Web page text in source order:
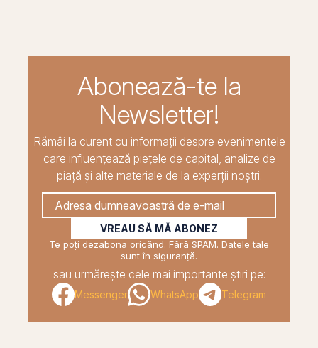
Abonează-te la
Newsletter!
Rămâi la curent cu informații despre evenimentele
care influențează piețele de capital, analize de
piață și alte materiale de la experții noștri.
VREAU SĂ MĂ ABONEZ
Te poți dezabona oricând. Fără SPAM. Datele tale
sunt în siguranță.
sau urmărește cele mai importante știri pe:
Messenger WhatsApp Telegram